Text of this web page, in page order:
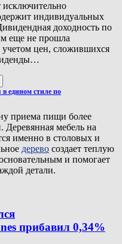
индивидуальных
доходность по
еще не прошла
учетом цен, сложившихся
в едином стиле по
приема пищи более
Деревянная мебель на
именно в столовых и
дерево создает теплую
и помогает
детали.
прибавил 0,34%